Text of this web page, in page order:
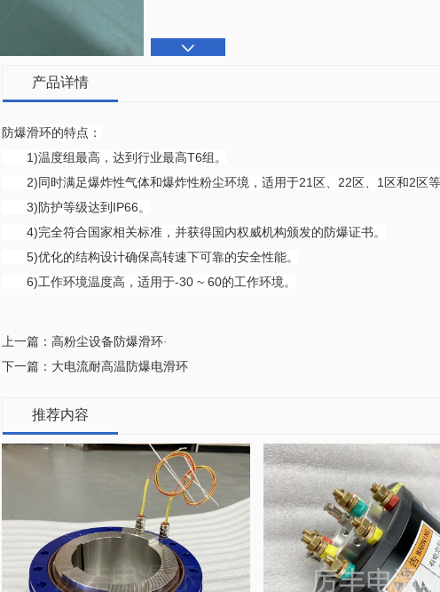
产品详情
防爆滑环的特点：
1)温度组最高，达到行业最高T6组。
2)同时满足爆炸性气体和爆炸性粉尘环境，适用于21区、22区、1区和2区
3)防护等级达到IP66。
4)完全符合国家相关标准，并获得国内权威机构颁发的防爆证书。
5)优化的结构设计确保高转速下可靠的安全性能。
6)工作环境温度高，适用于-30 ~ 60的工作环境。
上一篇：高粉尘设备防爆滑环·
下一篇：大电流耐高温防爆电滑环
推荐内容